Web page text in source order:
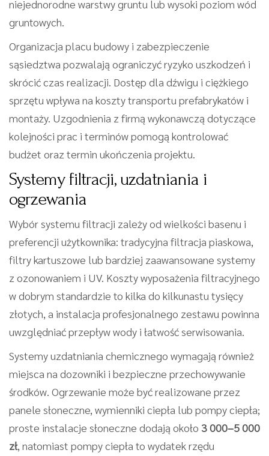
niejednorodne warstwy gruntu lub wysoki poziom wód
gruntowych.
Organizacja placu budowy i zabezpieczenie
sąsiedztwa pozwalają ograniczyć ryzyko uszkodzeń i
skrócić czas realizacji. Dostęp dla dźwigu i ciężkiego
sprzętu wpływa na koszty transportu prefabrykatów i
montaży. Uzgodnienia z firmą wykonawczą dotyczące
kolejności prac i terminów pomogą kontrolować
budżet oraz termin ukończenia projektu.
Systemy filtracji, uzdatniania i
ogrzewania
Wybór systemu filtracji zależy od wielkości basenu i
preferencji użytkownika: tradycyjna filtracja piaskowa,
filtry kartuszowe lub bardziej zaawansowane systemy
z ozonowaniem i UV. Koszty wyposażenia filtracyjnego
w dobrym standardzie to kilka do kilkunastu tysięcy
złotych, a instalacja profesjonalnego zestawu powinna
uwzględniać przepływ wody i łatwość serwisowania.
Systemy uzdatniania chemicznego wymagają również
miejsca na dozowniki i bezpieczne przechowywanie
środków. Ogrzewanie może być realizowane przez
panele słoneczne, wymienniki ciepła lub pompy ciepła;
proste instalacje słoneczne dodają około 3 000–5 000
zł, natomiast pompy ciepła to wydatek rzędu